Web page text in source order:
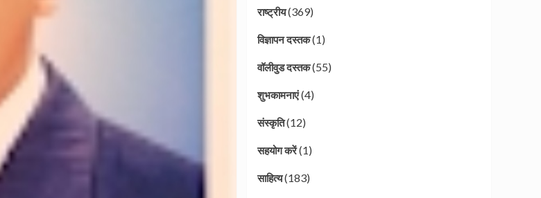
राष्ट्रीय(369)
विज्ञापन दस्तक(1)
वॉलीवुड दस्तक(55)
शुभकामनाएं(4)
संस्कृति(12)
सहयोग करें(1)
साहित्य(183)